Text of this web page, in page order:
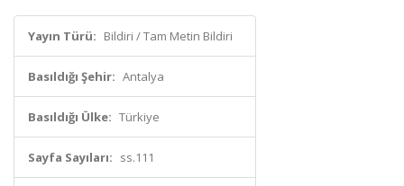
Yayın Türü: Bildiri / Tam Metin Bildiri
Basıldığı Şehir: Antalya
Basıldığı Ülke: Türkiye
Sayfa Sayıları: ss.111